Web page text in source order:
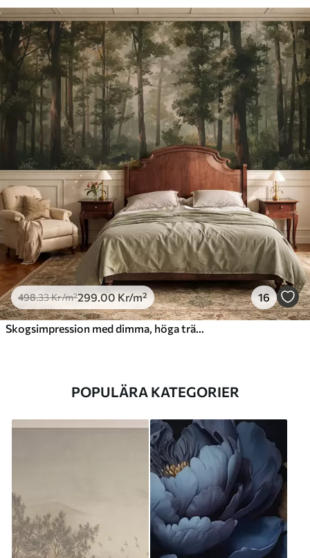
498.33Kr/m²299.00 Kr/m² 16
POPULÄRA KATEGORIER